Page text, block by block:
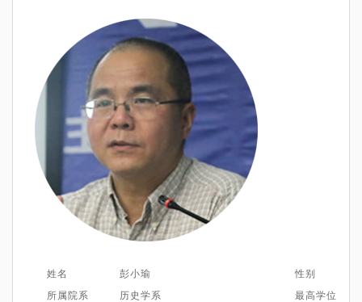
姓名 彭小瑜
性别
所属院系
历史学系
最高学位